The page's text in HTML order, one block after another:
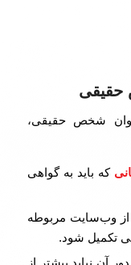
حقیقی
شخص حقیقی،
که باید به گواهی
از وب‌سایت مربوطه
تکمیل شود.